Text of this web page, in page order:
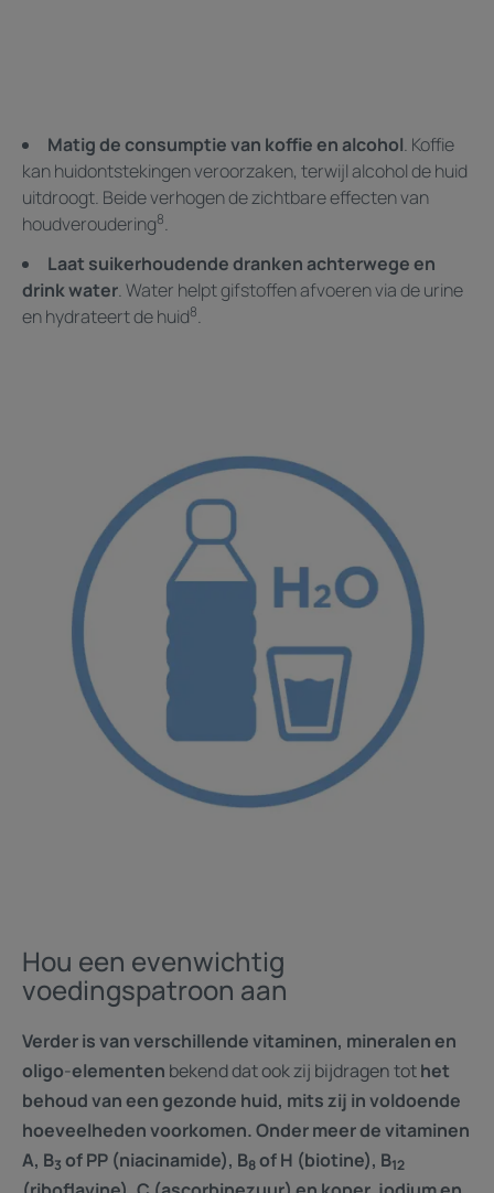
Matig de consumptie van koffie en alcohol. Koffie
kan huidontstekingen veroorzaken, terwijl alcohol de huid
uitdroogt. Beide verhogen de zichtbare effecten van
houdveroudering8.
Laat suikerhoudende dranken achterwege en
drink water. Water helpt gifstoffen afvoeren via de urine
en hydrateert de huid8.
Hou een evenwichtig
voedingspatroon aan
Verder is van verschillende vitaminen, mineralen en
oligo-elementen bekend dat ook zij bijdragen tothet
behoud van een gezonde huid, mits zij in voldoende
hoeveelheden voorkomen. Onder meer de vitaminen
A, B3 of PP (niacinamide), B8of H (biotine), B12